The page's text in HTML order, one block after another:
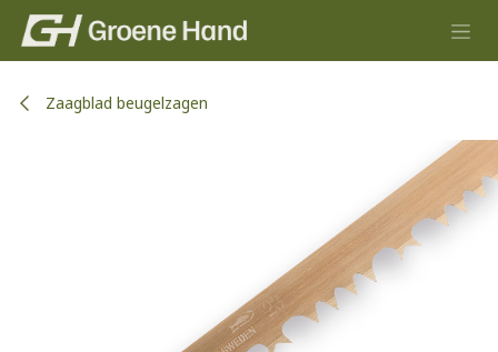
Overslaan naar inhoud
Zaagblad beugelzagen